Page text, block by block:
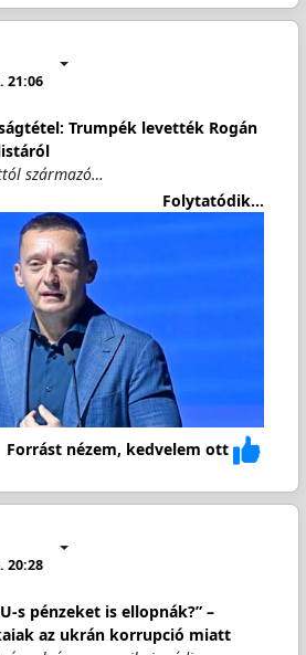
21:06
Trumpék levették Rogán
származó…
Folytatódik...
Forrást nézem, kedvelem ott
20:28
s pénzeket is ellopnák?” –
az ukrán korrupció miatt